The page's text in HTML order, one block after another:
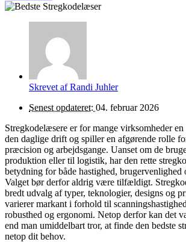
Skrevet afRandi Juhler
Senest opdateret: 04. februar 2026
Stregkodelæsere er for mange virksomheder
den daglige drift og spiller en afgørende rolle
præcision og arbejdsgange. Uanset om de
produktion eller til logistik, har den rette
betydning for både hastighed,
Valget bør derfor aldrig være tilfældigt.
bredt udvalg af typer, teknologier, designs og
varierer markant i forhold til
robusthed og ergonomi. Netop derfor kan det
end man umiddelbart tror, at finde den bedste
netop dit behov.